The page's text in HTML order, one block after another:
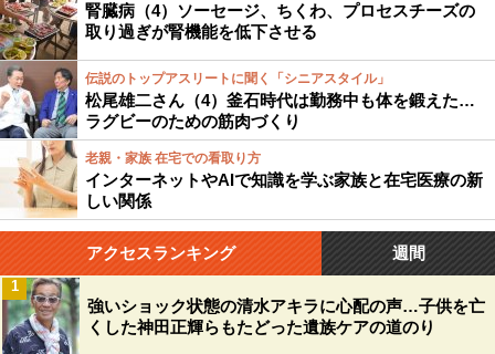
腎臓病（4）ソーセージ、ちくわ、プロセスチーズの
取り過ぎが腎機能を低下させる
伝説のトップアスリートに聞く「シニアスタイル」
松尾雄二さん（4）釜石時代は勤務中も体を鍛えた…
ラグビーのための筋肉づくり
老親・家族 在宅での看取り方
インターネットやAIで知識を学ぶ家族と在宅医療の新
しい関係
アクセスランキング 週間
強いショック状態の清水アキラに心配の声…子供を亡
くした神田正輝らもたどった遺族ケアの道のり
1